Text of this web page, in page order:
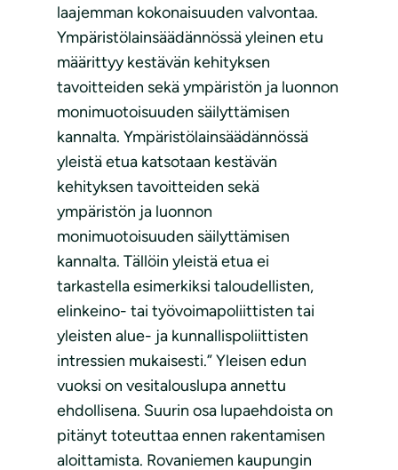
laajemman kokonaisuuden valvontaa.
Ympäristölainsäädännössä yleinen etu
määrittyy kestävän kehityksen
tavoitteiden sekä ympäristön ja luonnon
monimuotoisuuden säilyttämisen
kannalta. Ympäristölainsäädännössä
yleistä etua katsotaan kestävän
kehityksen tavoitteiden sekä
ympäristön ja luonnon
monimuotoisuuden säilyttämisen
kannalta. Tällöin yleistä etua ei
tarkastella esimerkiksi taloudellisten,
elinkeino- tai työvoimapoliittisten tai
yleisten alue- ja kunnallispoliittisten
intressien mukaisesti.” Yleisen edun
vuoksi on vesitalouslupa annettu
ehdollisena. Suurin osa lupaehdoista on
pitänyt toteuttaa ennen rakentamisen
aloittamista. Rovaniemen kaupungin